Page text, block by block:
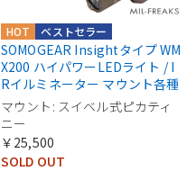
ベストセラー
HOT
SOMOGEAR Insightタイプ WM
X200 ハイパワーLEDライト / I
Rイルミネーター マウント各種
マウント: スイベル式ピカティ
ニー
￥25,500
SOLD OUT